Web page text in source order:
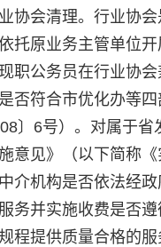
协会清理。行业协
托原业务主管单位
职公务员在行业协
否符合市优化办等
〕6号）。对属于
意见》（以下简称
介机构是否依法经
并实施收费是否
程提供质量合格的